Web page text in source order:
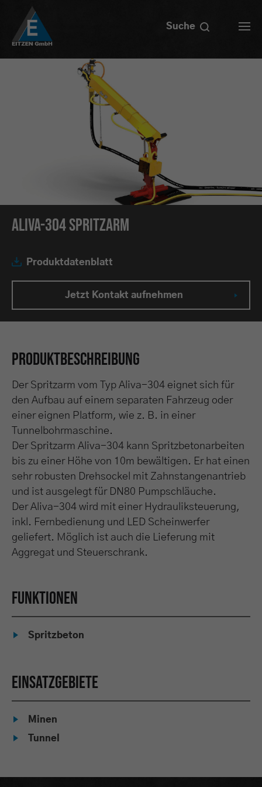
Suche
ALIVA-304 Spritzarm
Produktdatenblatt
Jetzt Kontakt aufnehmen
Produktbeschreibung
Der Spritzarm vom Typ Aliva-304 eignet sich für
den Aufbau auf einem separaten Fahrzeug oder
einer eignen Platform, wie z. B. in einer
Tunnelbohrmaschine.
Der Spritzarm Aliva-304 kann Spritzbetonarbeiten
bis zu einer Höhe von 10m bewältigen. Er hat einen
sehr robusten Drehsockel mit Zahnstangenantrieb
und ist ausgelegt für DN80 Pumpschläuche.
Der Aliva-304 wird mit einer Hydrauliksteuerung,
inkl. Fernbedienung und LED Scheinwerfer
geliefert. Möglich ist auch die Lieferung mit
Aggregat und Steuerschrank.
Funktionen
Spritzbeton
Einsatzgebiete
Minen
Tunnel